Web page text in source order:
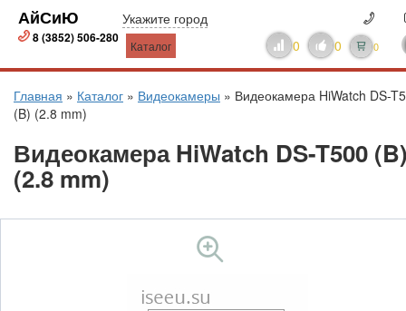
АйСиЮ
8 (3852) 506-280
Укажите город
Каталог 0 0 0
Главная » Каталог » Видеокамеры » Видеокамера HiWatch DS-
(B) (2.8 mm)
Видеокамера HiWatch DS-T500
(2.8 mm)